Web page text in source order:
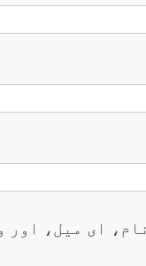
ای میل،